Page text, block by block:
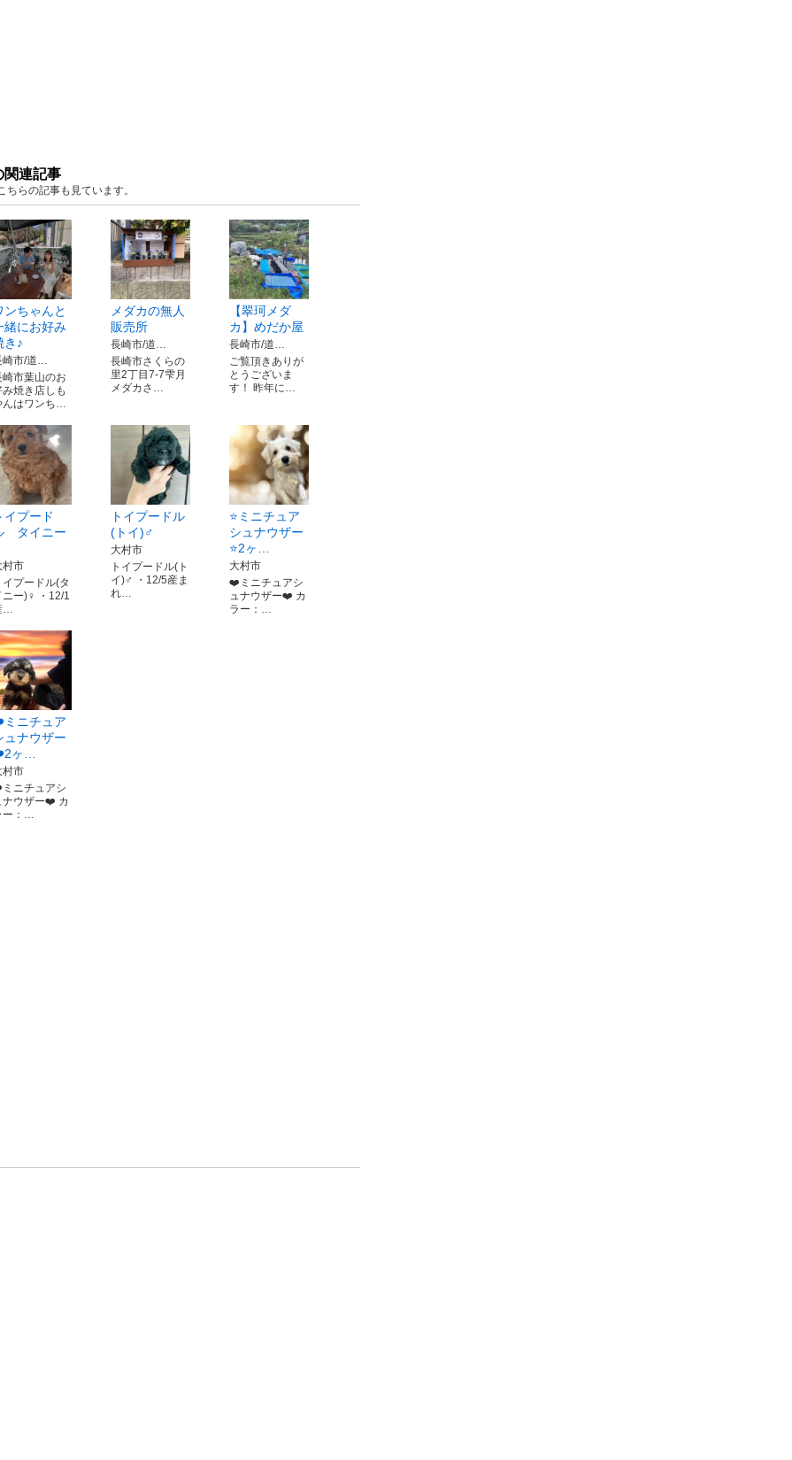
関連記事
らの記事も見ています。
ンちゃんと
緒にお好み
き♪
崎市/道…
崎市葉山のお
み焼き店しも
んはワンち…
メダカの無人
販売所
長崎市/道…
長崎市さくらの
里2丁目7-7雫月
メダカさ…
【翠珂メダ
カ】めだか屋
長崎市/道…
ご覧頂きありが
とうございま
す！ 昨年に…
イプード
タイニー
村市
イプードル(タ
ニー)♀ ・12/1
…
トイプードル
(トイ)♂
大村市
トイプードル(ト
イ)♂ ・12/5産ま
れ…
⭐️ミニチュア
シュナウザー
⭐️2ヶ…
大村市
❤️ミニチュアシ
ュナウザー❤️ カ
ラー：…
ニチュア
ュナウザー
ヶ…
村市
ニチュアシ
ナウザー❤️ カ
ー：…